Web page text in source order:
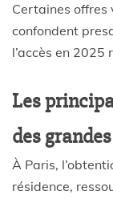
Certaines offres
confondent
l’accès en
Les
des
À Paris,
résidence,